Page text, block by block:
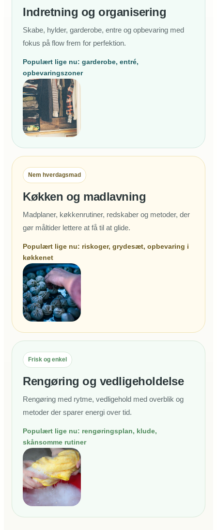
Indretning og organisering
Skabe, hylder, garderobe, entre og opbevaring med
fokus på flow frem for perfektion.
Populært lige nu: garderobe, entré,
opbevaringszoner
Nem hverdagsmad
Køkken og madlavning
Madplaner, køkkenrutiner, redskaber og metoder, der
gør måltider lettere at få til at glide.
Populært lige nu: riskoger, grydesæt, opbevaring i
køkkenet
Frisk og enkel
Rengøring og vedligeholdelse
Rengøring med rytme, vedligehold med overblik og
metoder der sparer energi over tid.
Populært lige nu: rengøringsplan, klude,
skånsomme rutiner